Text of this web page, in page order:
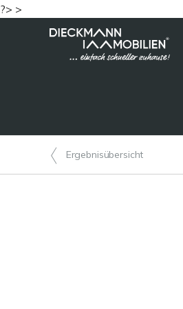
?> >
Ergebnisübersicht